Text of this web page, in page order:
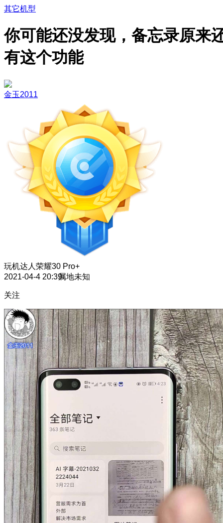
其它机型
你可能还没发现，备忘录原来
有这个功能
金玉2011
玩机达人 荣耀30 Pro+
2021-04-4 20:39属地未知
关注